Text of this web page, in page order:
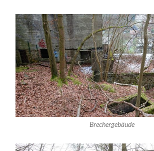
Brechergebäude